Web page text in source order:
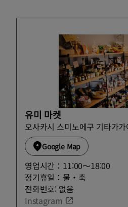
유미 마켓
오사카시 스미노에구 기타가
Google Map
영업시간：11:00～18:00
정기휴일：물・축
전화번호: 없음
Instagram